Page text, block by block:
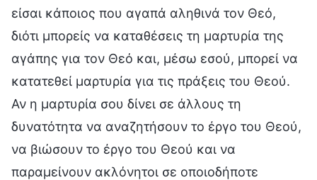
είσαι κάποιος που αγαπά αληθινά τον Θεό,
διότι μπορείς να καταθέσεις τη μαρτυρία της
αγάπης για τον Θεό και, μέσω εσού, μπορεί να
κατατεθεί μαρτυρία για τις πράξεις του Θεού.
Αν η μαρτυρία σου δίνει σε άλλους τη
δυνατότητα να αναζητήσουν το έργο του Θεού,
να βιώσουν το έργο του Θεού και να
παραμείνουν ακλόνητοι σε οποιοδήποτε